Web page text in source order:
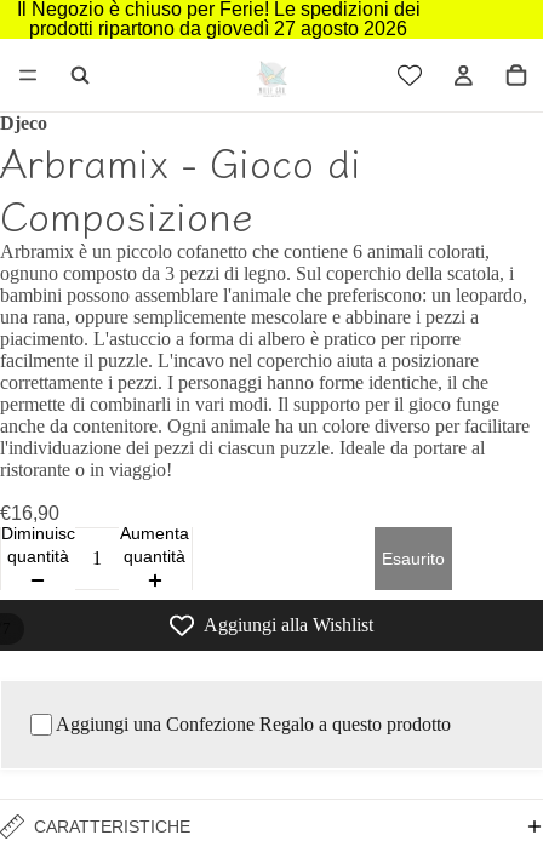
Il Negozio è chiuso per Ferie! Le spedizioni dei
prodotti ripartono da giovedì 27 agosto 2026
Djeco
Arbramix - Gioco di
Composizione
Arbramix è un piccolo cofanetto che contiene 6 animali colorati,
ognuno composto da 3 pezzi di legno. Sul coperchio della scatola, i
bambini possono assemblare l'animale che preferiscono: un leopardo,
una rana, oppure semplicemente mescolare e abbinare i pezzi a
piacimento. L'astuccio a forma di albero è pratico per riporre
facilmente il puzzle. L'incavo nel coperchio aiuta a posizionare
correttamente i pezzi. I personaggi hanno forme identiche, il che
permette di combinarli in vari modi. Il supporto per il gioco funge
anche da contenitore. Ogni animale ha un colore diverso per facilitare
l'individuazione dei pezzi di ciascun puzzle. Ideale da portare al
ristorante o in viaggio!
€16,90
Diminuisci
quantità
Aumenta
quantità
Esaurito
Aggiungi alla Wishlist
Aggiungi una Confezione Regalo a questo prodotto
CARATTERISTICHE